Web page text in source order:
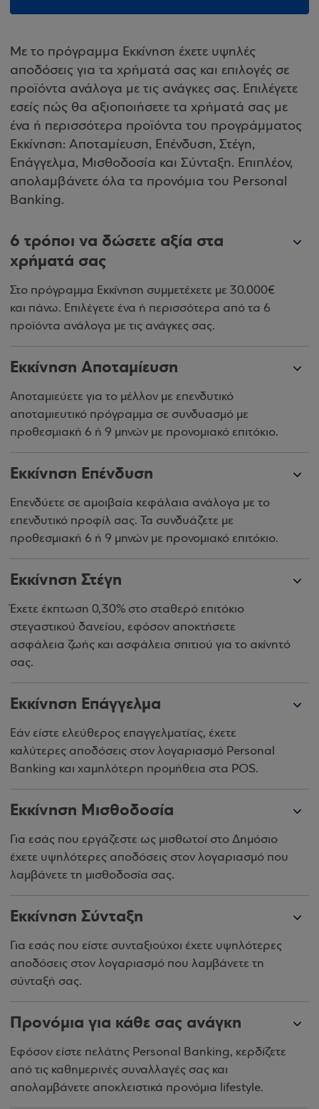
Με το πρόγραμμα Εκκίνηση έχετε υψηλές
αποδόσεις για τα χρήματά σας και επιλογές σε
προϊόντα ανάλογα με τις ανάγκες σας. Επιλέγετε
εσείς πώς θα αξιοποιήσετε τα χρήματά σας με
ένα ή περισσότερα προϊόντα του προγράμματος
Εκκίνηση: Αποταμίευση, Επένδυση, Στέγη,
Επάγγελμα, Μισθοδοσία και Σύνταξη. Επιπλέον,
απολαμβάνετε όλα τα προνόμια του Personal
Banking.
6 τρόποι να δώσετε αξία στα
χρήματά σας
Στο πρόγραμμα Εκκίνηση συμμετέχετε με 30.000€
και πάνω. Επιλέγετε ένα ή περισσότερα από τα 6
προϊόντα ανάλογα με τις ανάγκες σας.
Εκκίνηση Αποταμίευση
Αποταμιεύετε για το μέλλον με επενδυτικό
αποταμιευτικό πρόγραμμα σε συνδυασμό με
προθεσμιακή 6 ή 9 μηνών με προνομιακό επιτόκιο.
Εκκίνηση Επένδυση
Επενδύετε σε αμοιβαία κεφάλαια ανάλογα με το
επενδυτικό προφίλ σας. Τα συνδυάζετε με
προθεσμιακή 6 ή 9 μηνών με προνομιακό επιτόκιο.
Εκκίνηση Στέγη
Έχετε έκπτωση 0,30% στο σταθερό επιτόκιο
στεγαστικού δανείου, εφόσον αποκτήσετε
ασφάλεια ζωής και ασφάλεια σπιτιού για το ακίνητό
σας.
Εκκίνηση Επάγγελμα
Εάν είστε ελεύθερος επαγγελματίας, έχετε
καλύτερες αποδόσεις στον λογαριασμό Personal
Banking και χαμηλότερη προμήθεια στα POS.
Εκκίνηση Μισθοδοσία
Για εσάς που εργάζεστε ως μισθωτοί στο Δημόσιο
έχετε υψηλότερες αποδόσεις στον λογαριασμό που
λαμβάνετε τη μισθοδοσία σας.
Εκκίνηση Σύνταξη
Για εσάς που είστε συνταξιούχοι έχετε υψηλότερες
αποδόσεις στον λογαριασμό που λαμβάνετε τη
σύνταξή σας.
Προνόμια για κάθε σας ανάγκη
Εφόσον είστε πελάτης Personal Banking, κερδίζετε
από τις καθημερινές συναλλαγές σας και
απολαμβάνετε αποκλειστικά προνόμια lifestyle.